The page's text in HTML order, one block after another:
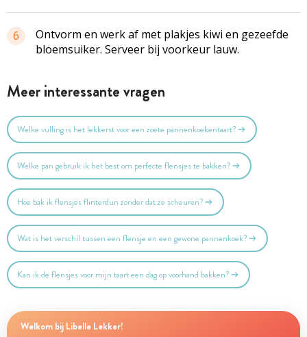
6
Ontvorm en werk af met plakjes kiwi en gezeefde
bloemsuiker. Serveer bij voorkeur lauw.
Meer interessante vragen
Welke vulling is het lekkerst voor een zoete pannenkoekentaart?
Welke pan gebruik ik het best om perfecte flensjes te bakken?
Hoe bak ik flensjes flinterdun zonder dat ze scheuren?
Wat is het verschil tussen een flensje en een gewone pannenkoek?
Kan ik de flensjes voor mijn taart een dag op voorhand bakken?
Welkom bij Libelle Lekker!